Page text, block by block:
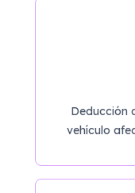
Deducción
vehículo